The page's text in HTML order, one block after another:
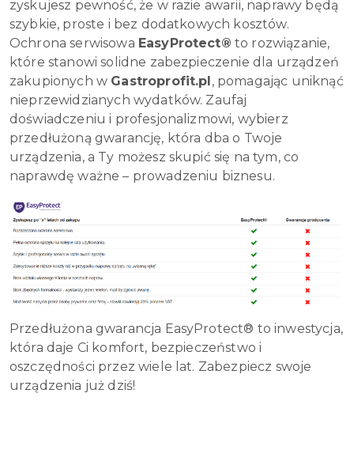
zyskujesz pewność, że w razie awarii, naprawy będą
szybkie, proste i bez dodatkowych kosztów.
Ochrona serwisowa EasyProtect® to rozwiązanie,
które stanowi solidne zabezpieczenie dla urządzeń
zakupionych w Gastroprofit.pl , pomagając uniknąć
nieprzewidzianych wydatków. Zaufaj
doświadczeniu i profesjonalizmowi, wybierz
przedłużoną gwarancję, która dba o Twoje
urządzenia, a Ty możesz skupić się na tym, co
naprawdę ważne – prowadzeniu biznesu.
Przedłużona gwarancja EasyProtect® to inwestycja,
która daje Ci komfort, bezpieczeństwo i
oszczędności przez wiele lat. Zabezpiecz swoje
urządzenia już dziś!